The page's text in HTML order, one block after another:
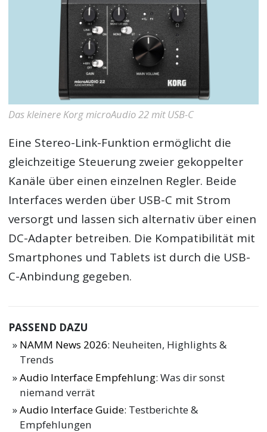
Das kleinere Korg microAudio 22 mit USB-C
Eine Stereo-Link-Funktion ermöglicht die
gleichzeitige Steuerung zweier gekoppelter
Kanäle über einen einzelnen Regler. Beide
Interfaces werden über USB-C mit Strom
versorgt und lassen sich alternativ über einen
DC-Adapter betreiben. Die Kompatibilität mit
Smartphones und Tablets ist durch die USB-
C-Anbindung gegeben.
PASSEND DAZU
NAMM News 2026: Neuheiten, Highlights &
Trends
Audio Interface Empfehlung: Was dir sonst
niemand verrät
Audio Interface Guide: Testberichte &
Empfehlungen